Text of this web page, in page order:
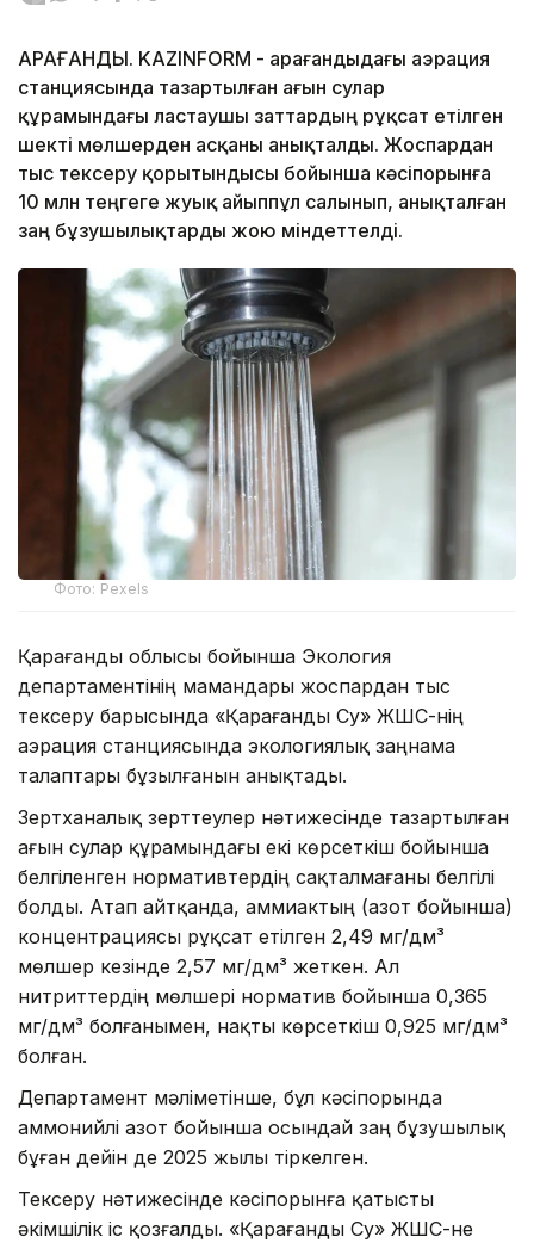
ҚАРАҒАНДЫ. KAZINFORM - Қарағандыдағы аэрация
станциясында тазартылған ағын сулар
құрамындағы ластаушы заттардың рұқсат етілген
шекті мөлшерден асқаны анықталды. Жоспардан
тыс тексеру қорытындысы бойынша кәсіпорынға
10 млн теңгеге жуық айыппұл салынып, анықталған
заң бұзушылықтарды жою міндеттелді.
Фото: Pexels
Қарағанды облысы бойынша Экология
департаментінің мамандары жоспардан тыс
тексеру барысында «Қарағанды Су» ЖШС-нің
аэрация станциясында экологиялық заңнама
талаптары бұзылғанын анықтады.
Зертханалық зерттеулер нәтижесінде тазартылған
ағын сулар құрамындағы екі көрсеткіш бойынша
белгіленген нормативтердің сақталмағаны белгілі
болды. Атап айтқанда, аммиактың (азот бойынша)
концентрациясы рұқсат етілген 2,49 мг/дм³
мөлшер кезінде 2,57 мг/дм³ жеткен. Ал
нитриттердің мөлшері норматив бойынша 0,365
мг/дм³ болғанымен, нақты көрсеткіш 0,925 мг/дм³
болған.
Департамент мәліметінше, бұл кәсіпорында
аммонийлі азот бойынша осындай заң бұзушылық
бұған дейін де 2025 жылы тіркелген.
Тексеру нәтижесінде кәсіпорынға қатысты
әкімшілік іс қозғалды. «Қарағанды Су» ЖШС-не